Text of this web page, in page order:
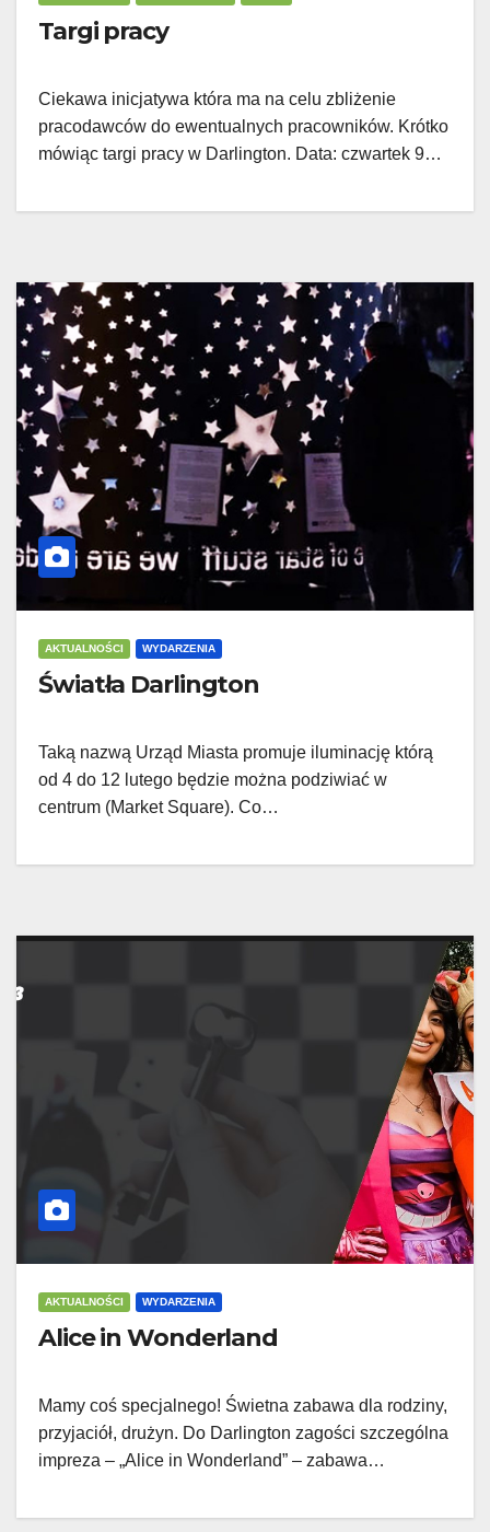
Targi pracy
Ciekawa inicjatywa która ma na celu zbliżenie
pracodawców do ewentualnych pracowników. Krótko
mówiąc targi pracy w Darlington. Data: czwartek 9…
AKTUALNOŚCI WYDARZENIA
Światła Darlington
Taką nazwą Urząd Miasta promuje iluminację którą
od 4 do 12 lutego będzie można podziwiać w
centrum (Market Square). Co…
AKTUALNOŚCI WYDARZENIA
Alice in Wonderland
Mamy coś specjalnego! Świetna zabawa dla rodziny,
przyjaciół, drużyn. Do Darlington zagości szczególna
impreza – „Alice in Wonderland” – zabawa…